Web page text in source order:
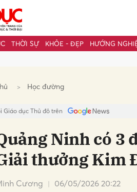
THỜI SỰ KHỎE - ĐẸP HƯỚNG
Học đường
Giáo dục Thủ đô trên
Ninh có 3
thưởng Kim
Cương 06/05/2026 20:22
Gửi